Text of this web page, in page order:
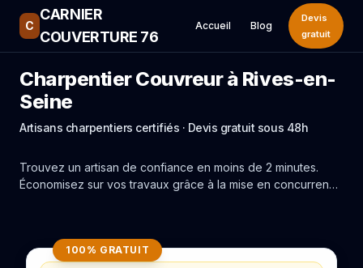
C
CARNIER
COUVERTURE 76
Accueil Blog
Devis
gratuit
Charpentier Couvreur à Rives-en-
Seine
Artisans charpentiers certifiés · Devis gratuit sous 48h
Trouvez un artisan de confiance en moins de 2 minutes.
Économisez sur vos travaux grâce à la mise en concurrence
100% GRATUIT